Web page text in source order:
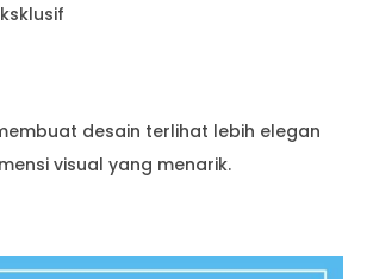
desain terlihat lebih elegan
visual yang menarik.